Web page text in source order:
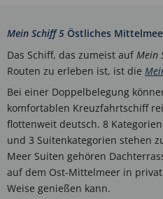
Mein Schiff 5 Östliches
Das Schiff, das zumeist auf Mein
Routen zu erleben ist, ist die
Bei einer Doppelbelegung
komfortablen Kreuzfahrtschiff
flottenweit deutsch. 8
und 3 Suitenkategorien stehen
Meer Suiten gehören
auf dem Ost-Mittelmeer in
Weise genießen kann.